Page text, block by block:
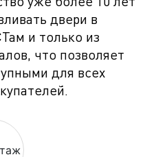
двери в
и только из
что позволяет
для всех